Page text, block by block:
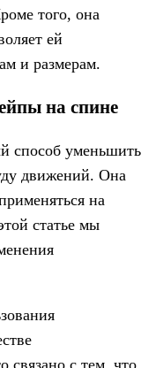
того, она
ей
и размерам.
на спине
способ уменьшить
движений. Она
на
статье мы